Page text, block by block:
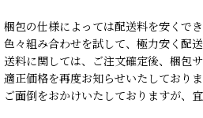
梱包の仕様によっては配送料を安くでき
色々組み合わせを試して、極力安く配
送料に関しては、ご注文確定後、梱包
適正価格を再度お知らせいたしておりま
ご面倒をおかけいたしておりますが、